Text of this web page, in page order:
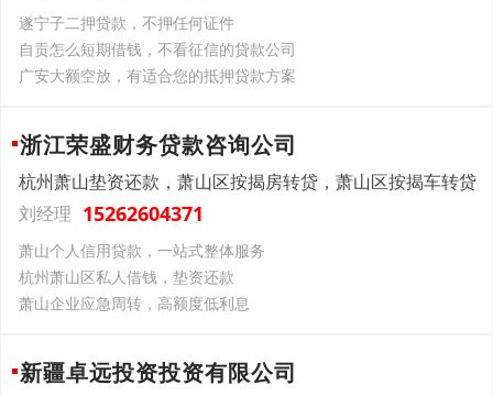
遂宁子二押贷款，不押任何证件
自贡怎么短期借钱，不看征信的贷款公司
广安大额空放，有适合您的抵押贷款方案
浙江荣盛财务贷款咨询公司
杭州萧山垫资还款，萧山区按揭房转贷，萧山区按揭车转贷
刘经理 15262604371
萧山个人信用贷款，一站式整体服务
杭州萧山区私人借钱，垫资还款
萧山企业应急周转，高额度低利息
新疆卓远投资投资有限公司